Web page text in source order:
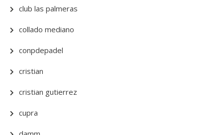
club las palmeras
collado mediano
conpdepadel
cristian
cristian gutierrez
cupra